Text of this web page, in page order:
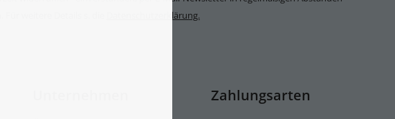
Datenschutzerklärung.
Zahlungsarten